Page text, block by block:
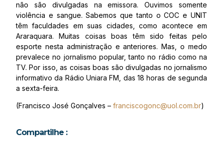
não são divulgadas na emissora. Ouvimos somente
violência e sangue. Sabemos que tanto o COC e UNIT
têm faculdades em suas cidades, como acontece em
Araraquara. Muitas coisas boas têm sido feitas pelo
esporte nesta administração e anteriores. Mas, o medo
prevalece no jornalismo popular, tanto no rádio como na
TV. Por isso, as coisas boas são divulgadas no jornalismo
informativo da Rádio Uniara FM, das 18 horas de segunda
a sexta-feira.
(Francisco José Gonçalves – franciscogonc@uol.com.br)
Compartilhe :